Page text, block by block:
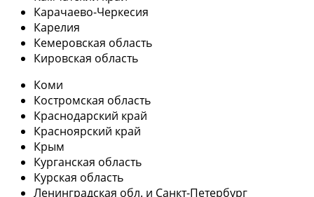
Карачаево-Черкесия
Карелия
Кемеровская область
Кировская область
Коми
Костромская область
Краснодарский край
Красноярский край
Крым
Курганская область
Курская область
Ленинградская обл. и Санкт-Петербург